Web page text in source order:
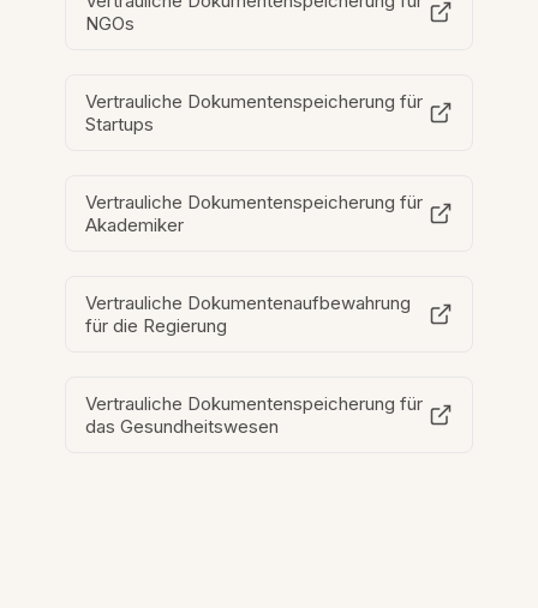
NGOs
Vertrauliche Dokumentenspeicherung für
Startups
Vertrauliche Dokumentenspeicherung für
Akademiker
Vertrauliche Dokumentenaufbewahrung
für die Regierung
Vertrauliche Dokumentenspeicherung für
das Gesundheitswesen